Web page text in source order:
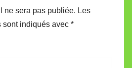
ne sera pas publiée. Les
sont indiqués avec *